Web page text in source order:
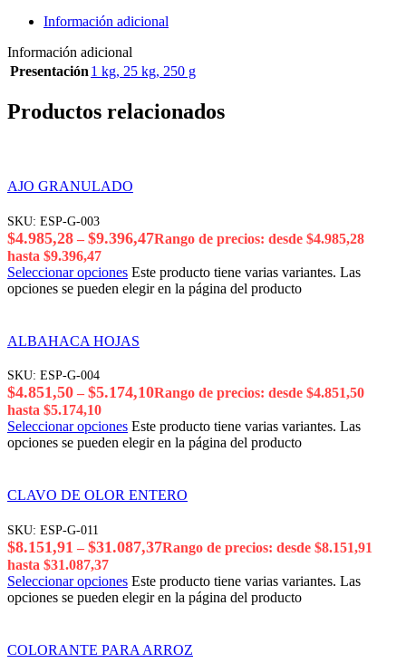
Información adicional
Información adicional
Presentación 1 kg, 25 kg, 250 g
Productos relacionados
AJO GRANULADO
SKU: ESP-G-003
$4.985,28 – $9.396,47Rango de precios: desde $4.985,28
hasta $9.396,47
Seleccionar opciones Este producto tiene varias variantes. Las
opciones se pueden elegir en la página del producto
ALBAHACA HOJAS
SKU: ESP-G-004
$4.851,50 – $5.174,10Rango de precios: desde $4.851,50
hasta $5.174,10
Seleccionar opciones Este producto tiene varias variantes. Las
opciones se pueden elegir en la página del producto
CLAVO DE OLOR ENTERO
SKU: ESP-G-011
$8.151,91 – $31.087,37Rango de precios: desde $8.151,91
hasta $31.087,37
Seleccionar opciones Este producto tiene varias variantes. Las
opciones se pueden elegir en la página del producto
COLORANTE PARA ARROZ